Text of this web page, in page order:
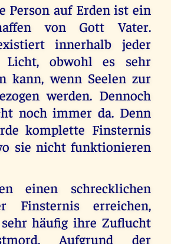
Person auf Erden ist ein
von Gott Vater.
innerhalb jeder
Licht, obwohl es sehr
kann, wenn Seelen zur
werden. Dennoch
noch immer da. Denn
komplette Finsternis
sie nicht funktionieren
einen schrecklichen
Finsternis erreichen,
häufig ihre Zuflucht
Aufgrund der